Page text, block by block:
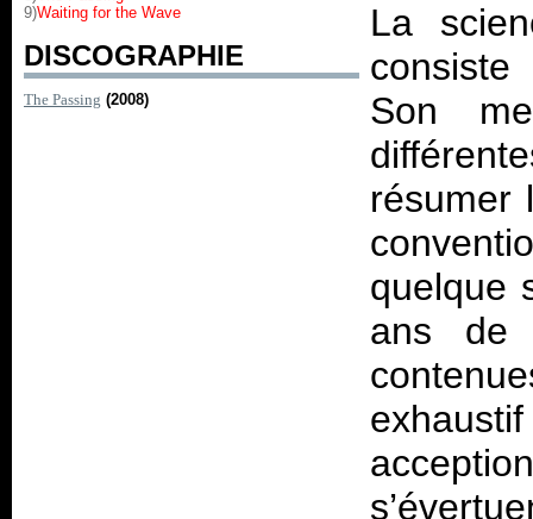
9)Waiting for the Wave
DISCOGRAPHIE
The Passing (2008)
La
consiste
Son
résumer
quelque
ans de